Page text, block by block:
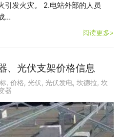
引发火灾。 2.电站外部的人员
…
阅读更多»
、光伏支架价格信息
, 价格, 光伏, 光伏发电, 坎德拉, 坎
器